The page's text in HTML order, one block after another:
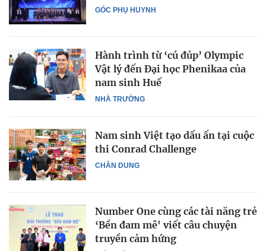
GÓC PHỤ HUYNH
NHÀ TRƯỜNG
Hành trình từ ‘cú đúp’ Olympic
Vật lý đến Đại học Phenikaa của
nam sinh Huế
CHÂN DUNG
Nam sinh Việt tạo dấu ấn tại cuộc
thi Conrad Challenge
Number One cùng các tài năng trẻ
‘Bền đam mê' viết câu chuyện
truyền cảm hứng